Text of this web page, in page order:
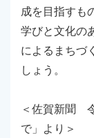
成を目指すも
学びと文化の
によるまちづ
しょう。
＜佐賀新聞
で」より＞